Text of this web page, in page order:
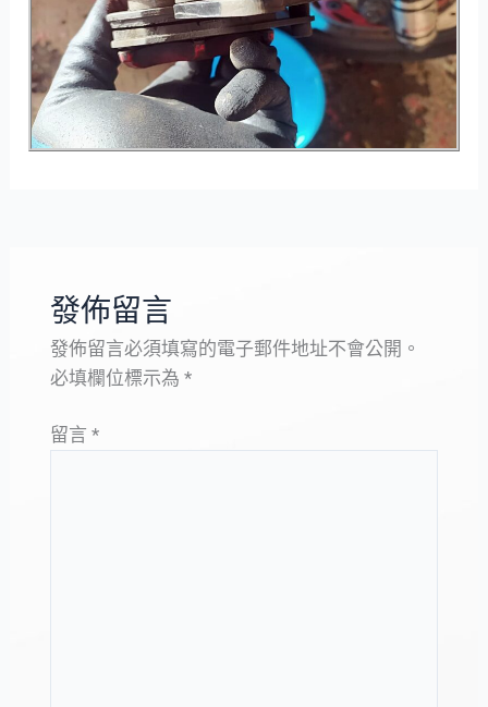
發佈留言
發佈留言必須填寫的電子郵件地址不會公開。
必填欄位標示為 *
留言 *